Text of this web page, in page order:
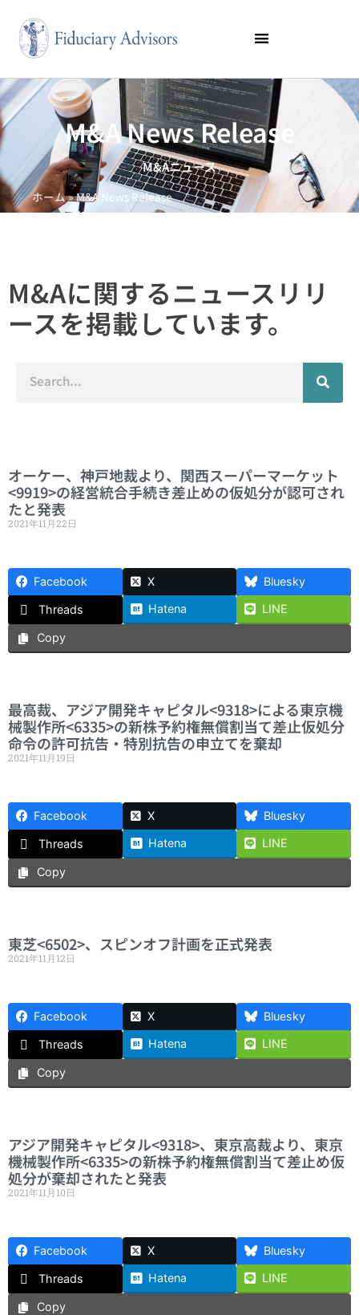
M&A News Release
M&Aニュース
ホーム»M&A News Release
M&Aに関するニュースリリ
ースを掲載しています。
オーケー、神戸地裁より、関西スーパーマーケット
<9919>の経営統合手続き差止めの仮処分が認可され
たと発表
2021年11月22日
Facebook X Bluesky
Threads Hatena LINE
Copy
最高裁、アジア開発キャピタル<9318>による東京機
械製作所<6335>の新株予約権無償割当て差止仮処分
命令の許可抗告・特別抗告の申立てを棄却
2021年11月19日
Facebook X Bluesky
Threads Hatena LINE
Copy
東芝<6502>、スピンオフ計画を正式発表
2021年11月12日
Facebook X Bluesky
Threads Hatena LINE
Copy
アジア開発キャピタル<9318>、東京高裁より、東京
機械製作所<6335>の新株予約権無償割当て差止め仮
処分が棄却されたと発表
2021年11月10日
Facebook X Bluesky
Threads Hatena LINE
Copy